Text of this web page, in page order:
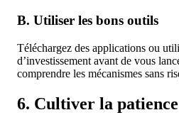
B. Utiliser les bons outils
Téléchargez des applications ou
d’investissement avant de vous
comprendre les mécanismes sans
6. Cultiver la patience